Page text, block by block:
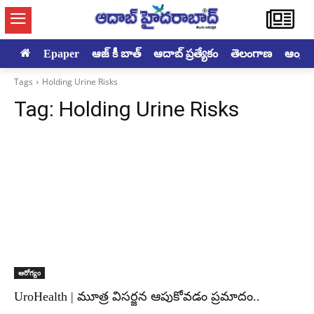
Epaper ఆజ్ కీ బాత్ ఆదాబ్ ప్రత్యేకం తెలంగాణ
Tags Holding Urine Risks
Tag: Holding Urine Risks
ఆరోగ్యం
UroHealth | మూత్ర విసర్జన ఆపుకోవడం ప్రమాదం..